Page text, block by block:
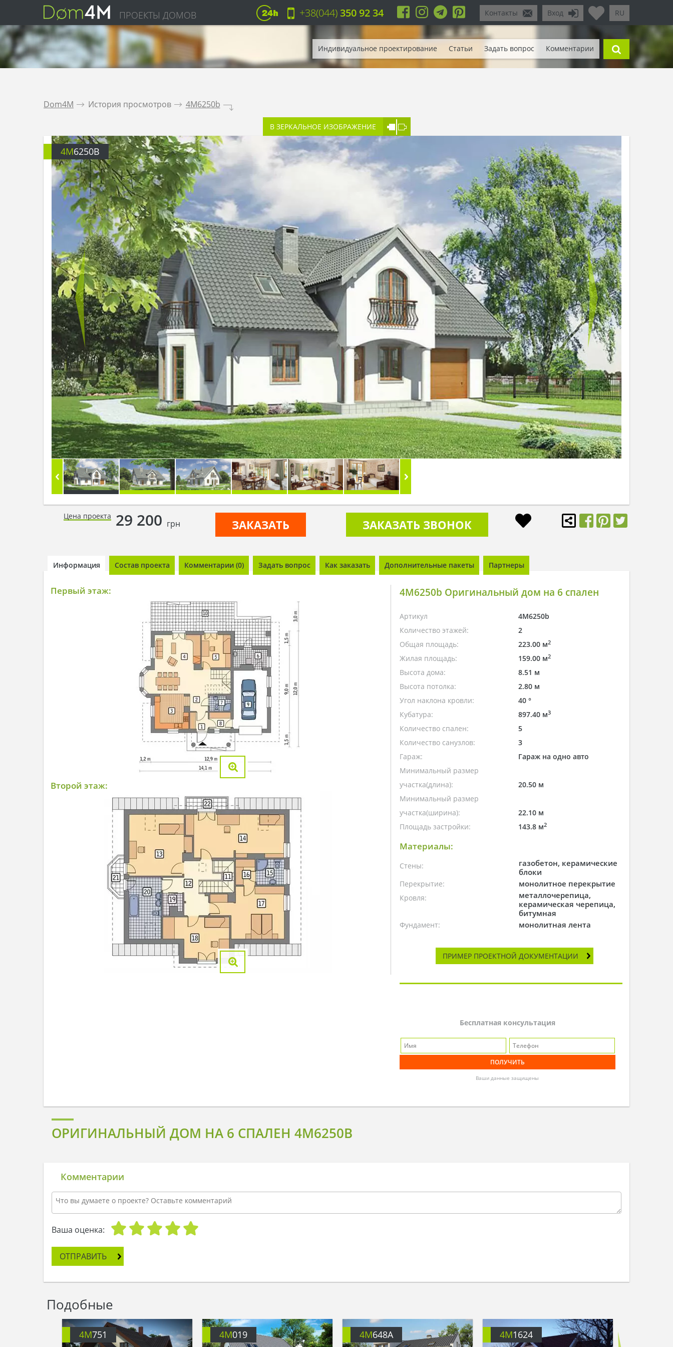
ПРОЕКТЫ ДОМОВ RU
Вход
Контакты
+38(044)350 92 34
Индивидуальное проектирование Статьи Задать вопрос Комментарии
Dom4M . История просмотров . 4M6250b .
В ЗЕРКАЛЬНОЕ ИЗОБРАЖЕНИЕ
4M6250B
Цена проекта 29 200 грн ЗАКАЗАТЬ ЗАКАЗАТЬ ЗВОНОК
Информация Состав проекта Комментарии (0) Задать вопрос Как заказать Дополнительные пакеты Партнеры
Первый этаж:
Второй этаж:
4M6250b Оригинальный дом на 6 спален
Артикул
4M6250b
Количество этажей:
2
Общая площадь:
223.00 м2
Жилая площадь: 159.00 м2
Высота дома:
8.51 м
Высота потолка:
2.80 м
Угол наклона кровли:
40 °
Кубатура:
897.40 м3
Количество спален:
5
Количество санузлов:
3
Гараж:
Гараж на одно авто
Минимальный размер
участка(длина):
20.50 м
Минимальный размер
участка(ширина):
22.10 м
Площадь застройки:
143.8 м2
Материалы:
Стены:
газобетон, керамические
блоки
Перекрытие: монолитное перекрытие
Кровля:
металлочерепица,
керамическая черепица,
битумная
Фундамент: монолитная лента
ПРИМЕР ПРОЕКТНОЙ ДОКУМЕНТАЦИИ
Бесплатная консультация
Ваши данные защищены
ОРИГИНАЛЬНЫЙ ДОМ НА 6 СПАЛЕН 4M6250B
Комментарии
Ваша оценка:
ОТПРАВИТЬ
Подобные
4M751 4M019 4M648A 4M1624